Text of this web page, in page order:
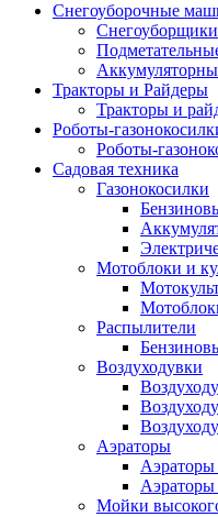
Снегоуборочные
Тракторы и Райдеры
Тракторы и
Роботы-
Роботы-
Садовая техника
Газонокосилки
Мотоблоки и
Распылители
Воздуходувки
Аэраторы
Аэраторы
Мойки